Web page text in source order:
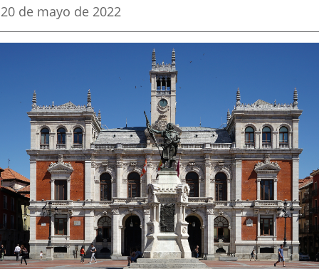
aplicación
externa.
aplicación
Fecha
la
20 de mayo de 2022